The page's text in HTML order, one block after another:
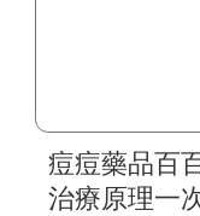
痘痘藥品百
治療原理一